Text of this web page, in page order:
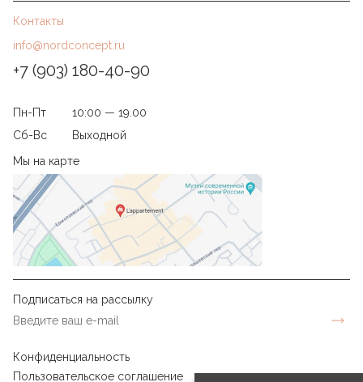
Контакты
info@nordconcept.ru
+7 (903) 180-40-90
Пн-Пт
10:00 — 19.00
Сб-Вс
Выходной
Мы на карте
Подписаться на рассылку
Конфиденциальность
Пользовательское соглашение